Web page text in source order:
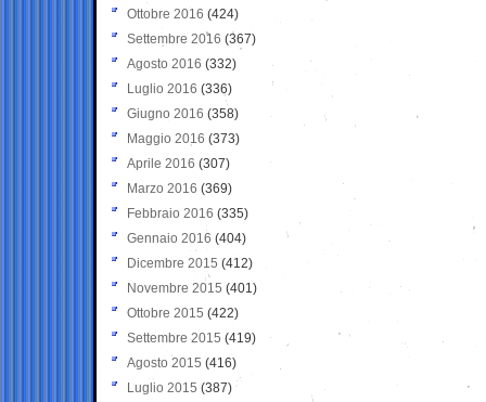
Ottobre 2016 (424)
Settembre 2016 (367)
Agosto 2016 (332)
Luglio 2016 (336)
Giugno 2016 (358)
Maggio 2016 (373)
Aprile 2016 (307)
Marzo 2016 (369)
Febbraio 2016 (335)
Gennaio 2016 (404)
Dicembre 2015 (412)
Novembre 2015 (401)
Ottobre 2015 (422)
Settembre 2015 (419)
Agosto 2015 (416)
Luglio 2015 (387)